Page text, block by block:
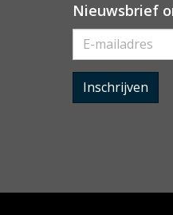
Nieuwsbrief
Inschrijven